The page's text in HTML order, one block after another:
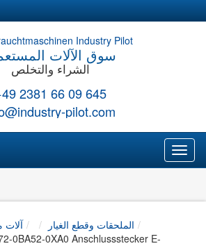
سوق الآلات
الشراء والتخلص
2381 66 09 645
pilot.com
آلات
الملحقات وقطع الغيار
0BA52-0XA0 Anschlussstecker E-